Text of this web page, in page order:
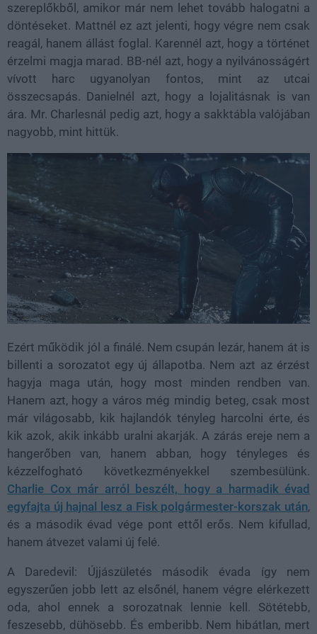
szereplőkből, amikor már nem lehet tovább halogatni a
döntéseket. Mattnél ez azt jelenti, hogy végre nem csak
reagál, hanem állást foglal. Karennél azt, hogy a történet
érzelmi magja marad. BB-nél azt, hogy a nyilvánosságért
vívott harc ugyanolyan fontos, mint az utcai
összecsapás. Danielnél azt, hogy a lojalitásnak is van
ára. Mr. Charlesnál pedig azt, hogy a sakktábla valójában
nagyobb, mint hittük.
Ezért működik jól a finálé. Nem csupán lezár, hanem át is
billenti a sorozatot egy új állapotba. Nem azt az érzést
hagyja maga után, hogy most minden rendben van.
Hanem azt, hogy a város még mindig beteg, csak most
már világosabb, kik hajlandók tényleg harcolni érte, és
kik azok, akik inkább uralni akarják. A zárás ereje nem a
hangerőben van, hanem abban, hogy tényleges és
kézzelfogható következményekkel szembesülünk.
Charlie Cox már arról beszélt, hogy a harmadik évad
egyfajta új hajnal lesz a Fisk polgármester-korszak után,
és a második évad vége pont ettől erős. Nem kifullad,
hanem átvezet valami új felé.
A Daredevil: Újjászületés második évada így nem
egyszerűen jobb lett az elsőnél, hanem végre elérkezett
oda, ahol ennek a sorozatnak lennie kell. Sötétebb,
feszesebb, dühösebb. És emberibb. Nem hibátlan, mert